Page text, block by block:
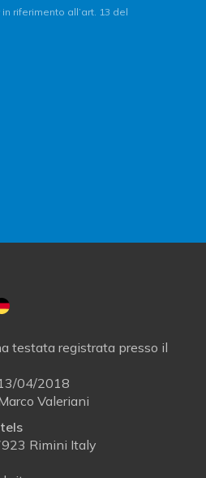
riferimento all’art. 13 del
testata registrata presso il
04/2018
Valeriani
Rimini Italy